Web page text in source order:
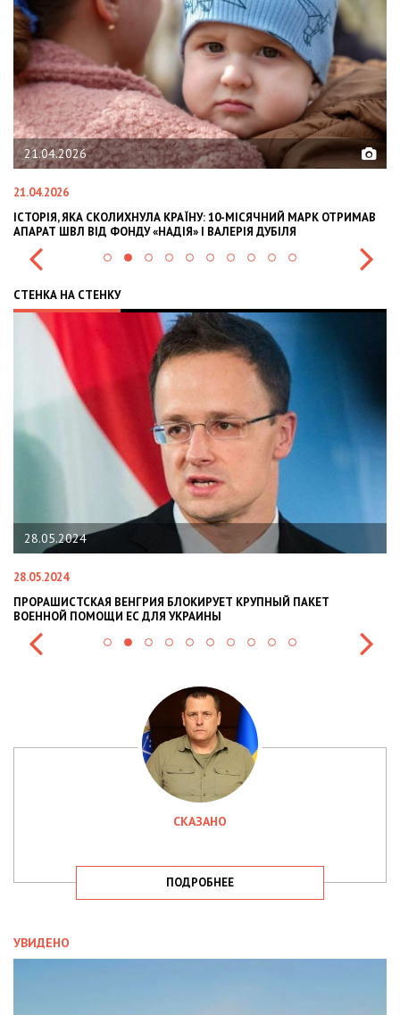
21.04.2026
21.04.2026
ІСТОРІЯ, ЯКА СКОЛИХНУЛА КРАЇНУ: 10-МІСЯЧНИЙ МАРК ОТРИМАВ
АПАРАТ ШВЛ ВІД ФОНДУ «НАДІЯ» І ВАЛЕРІЯ ДУБІЛЯ
СТЕНКА НА СТЕНКУ
28.05.2024
28.05.2024
ПРОРАШИСТСКАЯ ВЕНГРИЯ БЛОКИРУЕТ КРУПНЫЙ ПАКЕТ
ВОЕННОЙ ПОМОЩИ ЕС ДЛЯ УКРАИНЫ
СКАЗАНО
ПОДРОБНЕЕ
УВИДЕНО